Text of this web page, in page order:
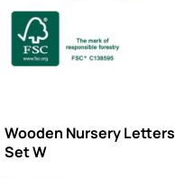
Wooden Nursery Letters
Set W